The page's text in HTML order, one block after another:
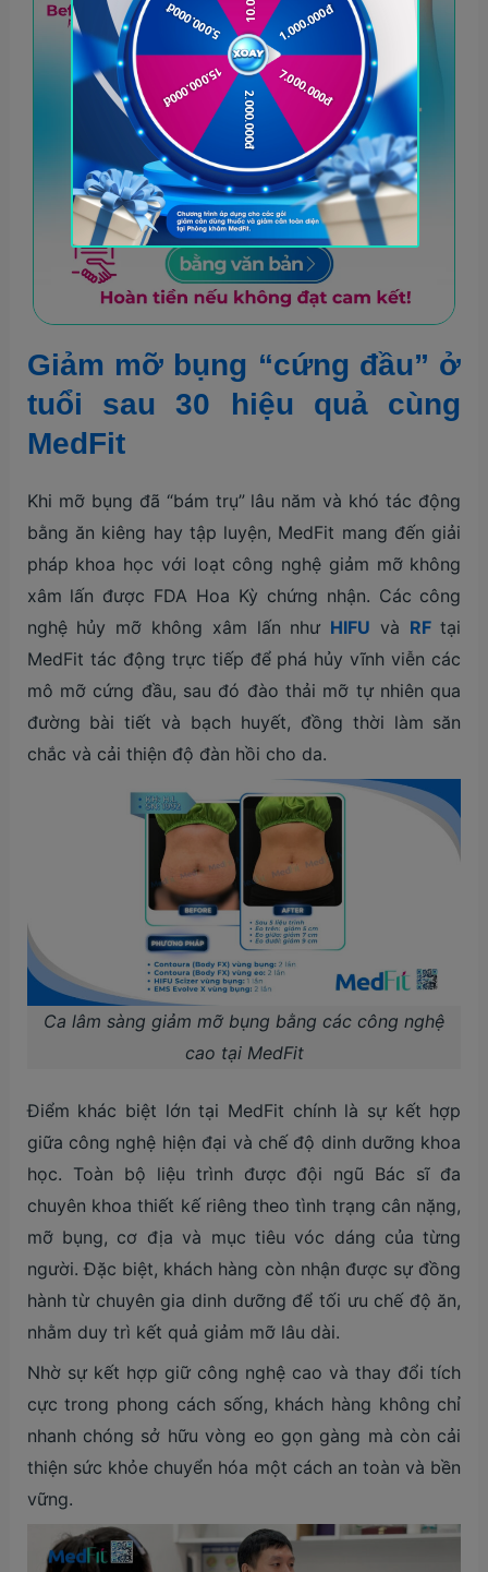
Giảm mỡ bụng “cứng đầu” ở
tuổi sau 30 hiệu quả cùng
MedFit
Khi mỡ bụng đã “bám trụ” lâu năm và khó tác động
bằng ăn kiêng hay tập luyện, MedFit mang đến giải
pháp khoa học với loạt công nghệ giảm mỡ không
xâm lấn được FDA Hoa Kỳ chứng nhận. Các công
nghệ hủy mỡ không xâm lấn như HIFU và RFtại
MedFit tác động trực tiếp để phá hủy vĩnh viễn các
mô mỡ cứng đầu, sau đó đào thải mỡ tự nhiên qua
đường bài tiết và bạch huyết, đồng thời làm săn
chắc và cải thiện độ đàn hồi cho da.
Ca lâm sàng giảm mỡ bụng bằng các công nghệ
cao tại MedFit
Điểm khác biệt lớn tại MedFit chính là sự kết hợp
giữa công nghệ hiện đại và chế độ dinh dưỡng khoa
học. Toàn bộ liệu trình được đội ngũ Bác sĩ đa
chuyên khoa thiết kế riêng theo tình trạng cân nặng,
mỡ bụng, cơ địa và mục tiêu vóc dáng của từng
người. Đặc biệt, khách hàng còn nhận được sự đồng
hành từ chuyên gia dinh dưỡng để tối ưu chế độ ăn,
nhằm duy trì kết quả giảm mỡ lâu dài.
Nhờ sự kết hợp giữ công nghệ cao và thay đổi tích
cực trong phong cách sống, khách hàng không chỉ
nhanh chóng sở hữu vòng eo gọn gàng mà còn cải
thiện sức khỏe chuyển hóa một cách an toàn và bền
vững.